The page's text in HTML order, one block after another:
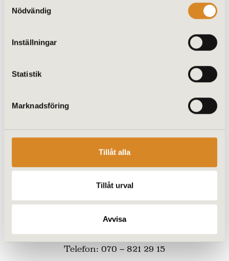
Nödvändig
Inställningar
Statistik
Marknadsföring
Tillåt alla
Tillåt urval
Avvisa
VETRI / NA Altanglas
NÄTTRABY
Telefon: 070 – 821 29 15